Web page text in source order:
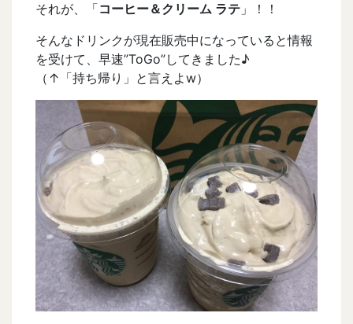
それが、「コーヒー＆クリーム ラテ 」！！
そんなドリンクが現在販売中になっていると情報
を受けて、早速”ToGo”してきました♪
（↑「持ち帰り」と言えよw）